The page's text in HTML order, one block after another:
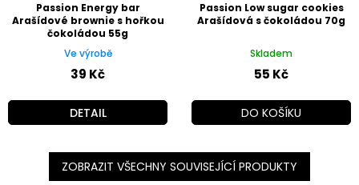
Passion Energy bar
Arašídové brownie s hořkou
čokoládou 55g
Ve výrobě
39 Kč
DETAIL
Passion Low sugar cookies
Arašídová s čokoládou 70g
Skladem
55 Kč
DO KOŠÍKU
ZOBRAZIT VŠECHNY SOUVISEJÍCÍ PRODUKTY